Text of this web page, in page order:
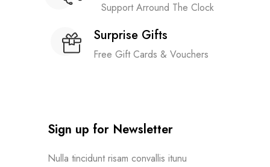
Support Arround The Clock
Surprise Gifts
Free Gift Cards & Vouchers
Sign up for Newsletter
Nulla tincidunt risam convallis itunu